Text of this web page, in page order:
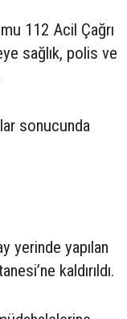
112 Acil Çağrı
sağlık, polis ve
sonucunda
yerinde yapılan
kaldırıldı.